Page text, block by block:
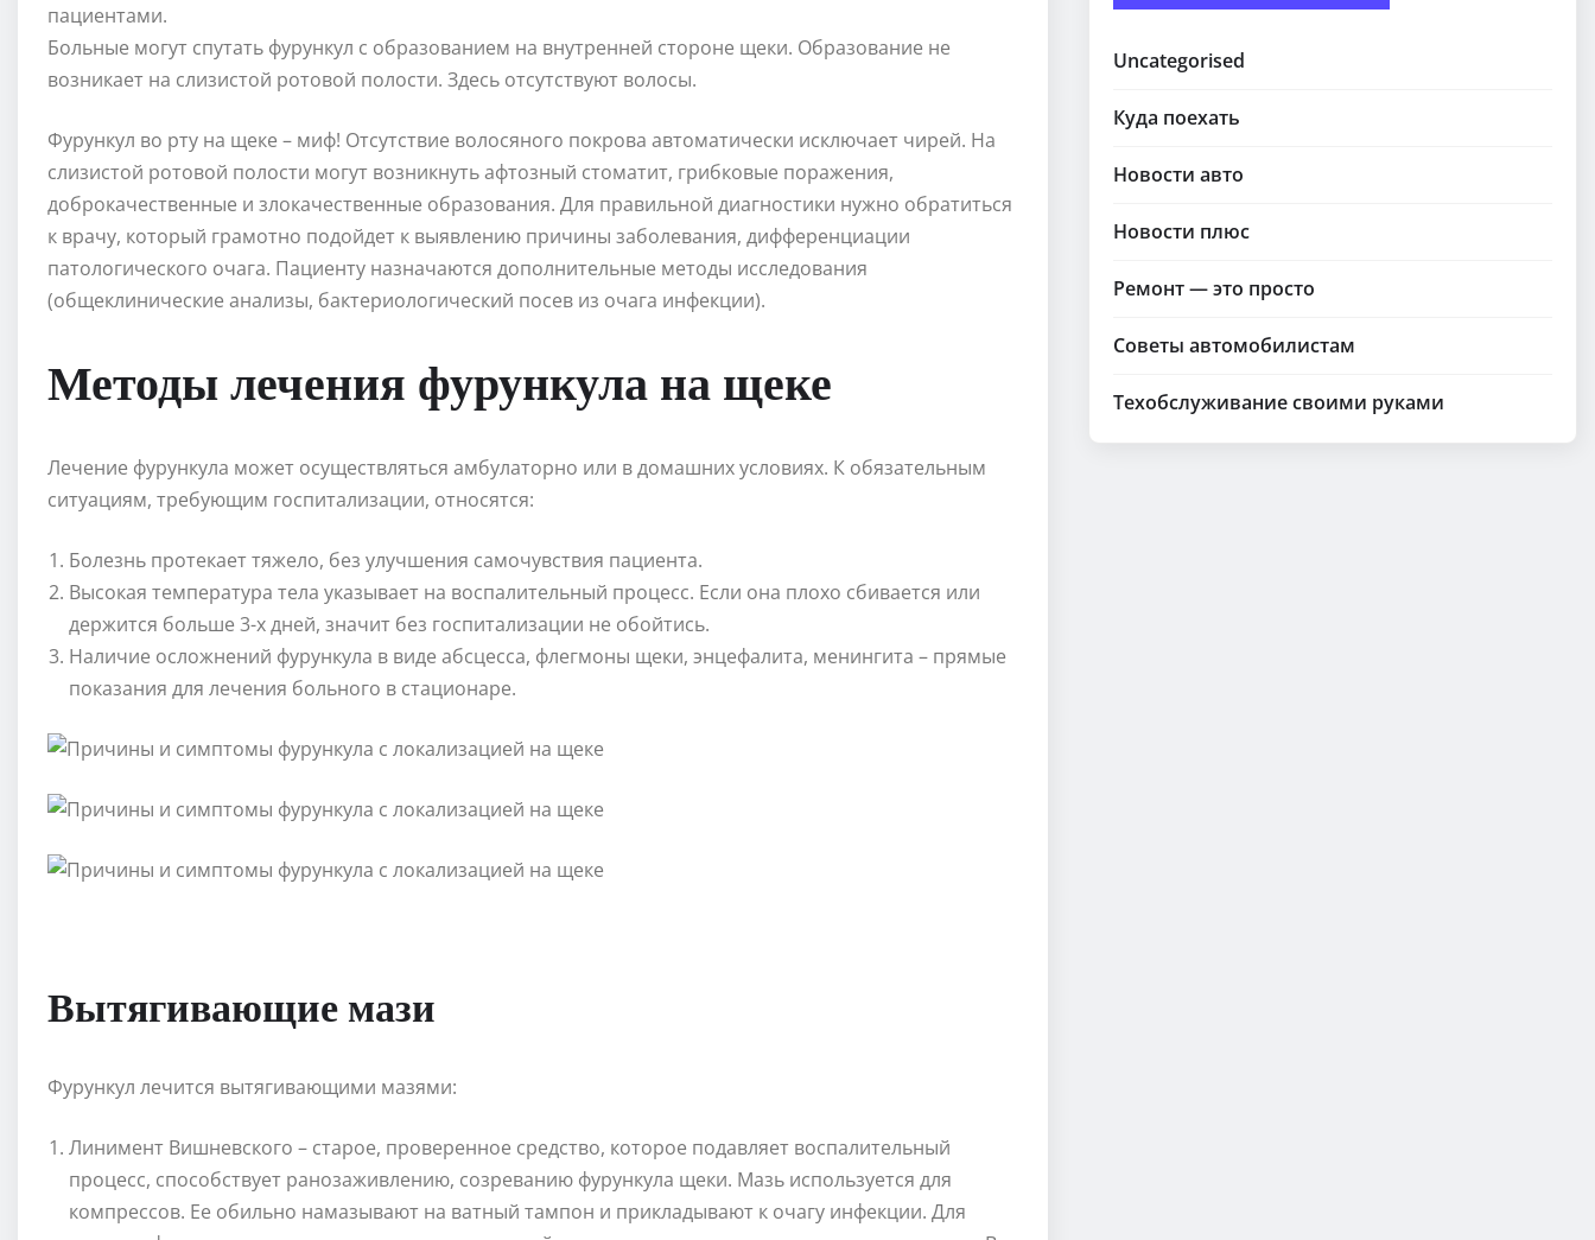
пациентами.
Больные могут спутать фурункул с образованием на внутренней стороне щеки. Образование не
возникает на слизистой ротовой полости. Здесь отсутствуют волосы.
Фурункул во рту на щеке – миф! Отсутствие волосяного покрова автоматически исключает чирей. На
слизистой ротовой полости могут возникнуть афтозный стоматит, грибковые поражения,
доброкачественные и злокачественные образования. Для правильной диагностики нужно обратиться
к врачу, который грамотно подойдет к выявлению причины заболевания, дифференциации
патологического очага. Пациенту назначаются дополнительные методы исследования
(общеклинические анализы, бактериологический посев из очага инфекции).
Методы лечения фурункула на щеке
Лечение фурункула может осуществляться амбулаторно или в домашних условиях. К обязательным
ситуациям, требующим госпитализации, относятся:
Болезнь протекает тяжело, без улучшения самочувствия пациента.
Высокая температура тела указывает на воспалительный процесс. Если она плохо сбивается или
держится больше 3-х дней, значит без госпитализации не обойтись.
Наличие осложнений фурункула в виде абсцесса, флегмоны щеки, энцефалита, менингита – прямые
показания для лечения больного в стационаре.
Вытягивающие мази
Фурункул лечится вытягивающими мазями:
Линимент Вишневского – старое, проверенное средство, которое подавляет воспалительный
процесс, способствует ранозаживлению, созреванию фурункула щеки. Мазь используется для
компрессов. Ее обильно намазывают на ватный тампон и прикладывают к очагу инфекции. Для
Uncategorised
Куда поехать
Новости авто
Новости плюс
Ремонт — это просто
Советы автомобилистам
Техобслуживание своими руками